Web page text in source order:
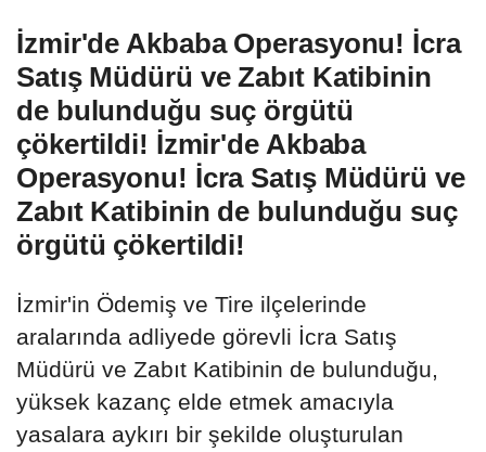
İzmir'de Akbaba Operasyonu! İcra
Satış Müdürü ve Zabıt Katibinin
de bulunduğu suç örgütü
çökertildi! İzmir'de Akbaba
Operasyonu! İcra Satış Müdürü ve
Zabıt Katibinin de bulunduğu suç
örgütü çökertildi!
İzmir'in Ödemiş ve Tire ilçelerinde
aralarında adliyede görevli İcra Satış
Müdürü ve Zabıt Katibinin de bulunduğu,
yüksek kazanç elde etmek amacıyla
yasalara aykırı bir şekilde oluşturulan